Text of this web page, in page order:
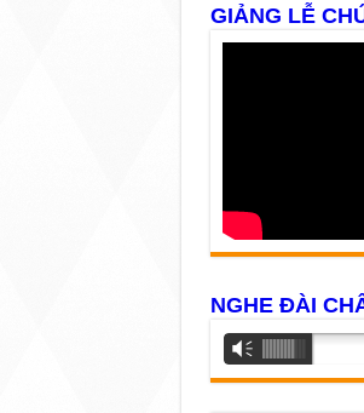
GIẢNG LỄ
NGHE ĐÀI
Trình
phát
âm
Vm